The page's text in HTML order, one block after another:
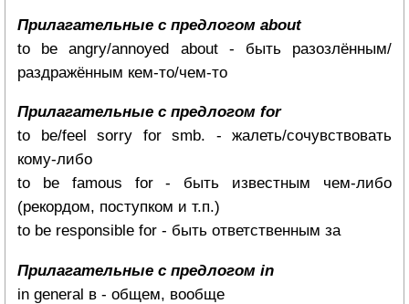
Прилагательные с предлогом about
to be angry/annoyed about - быть разозлённым/
раздражённым кем-то/чем-то
Прилагательные с предлогом for
to be/feel sorry for smb. - жалеть/сочувствовать
кому-либо
to be famous for - быть известным чем-либо
(рекордом, поступком и т.п.)
to be responsible for - быть ответственным за
Прилагательные с предлогом in
in general в - общем, вообще